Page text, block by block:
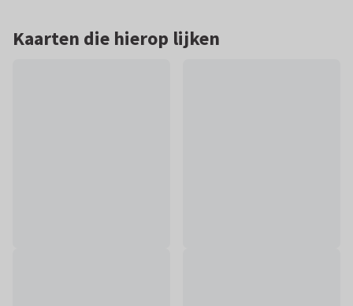
Kaarten die hierop lijken